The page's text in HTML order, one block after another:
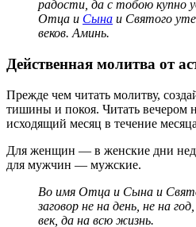
радости, да с тобою купно
Отца и Сына и Святого
веков. Аминь.
Действенная молитва от
Прежде чем читать молитву,
тишины и покоя. Читать вечером
исходящий месяц в течение
Для женщин — в женские дни
для мужчин — мужские.
Во имя Отца и Сына и
заговор не на день, не на
век, да на всю жизнь.